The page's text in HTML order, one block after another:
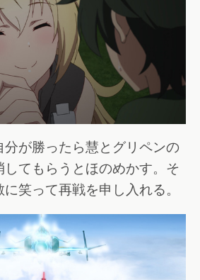
分が勝ったら慧とグリペンの
てもらうとほのめかす。そ
笑って再戦を申し入れる。